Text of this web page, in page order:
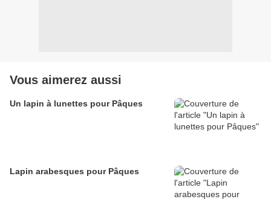
Vous aimerez aussi
Un lapin à lunettes pour Pâques
Lapin arabesques pour Pâques